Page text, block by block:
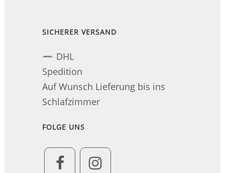
SICHERER VERSAND
DHL
Spedition
Auf Wunsch Lieferung bis ins
Schlafzimmer
FOLGE UNS